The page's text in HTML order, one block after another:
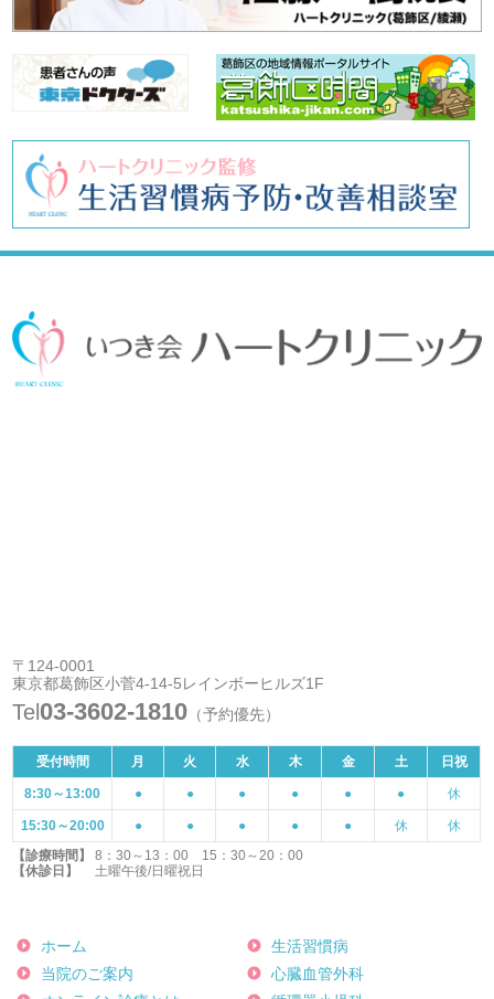
〒124-0001
東京都葛飾区小菅4-14-5レインボーヒルズ1F
Tel 03-3602-1810 （予約優先）
受付時間 月 火 水 木 金 土 日祝
8:30～13:00 ● ● ● ● ● ● 休
15:30～20:00 ● ● ● ● ● 休
休
【診療時間】
8：30～13：00 15：30～20：00
【休診日】
土曜午後/日曜祝日
ホーム
当院のご案内
生活習慣病
心臓血管外科